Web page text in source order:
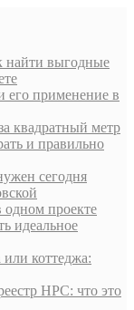
найти выгодные
его применение в
квадратный метр
и правильно
сегодня
одном проекте
идеальное
коттеджа:
НРС: что это